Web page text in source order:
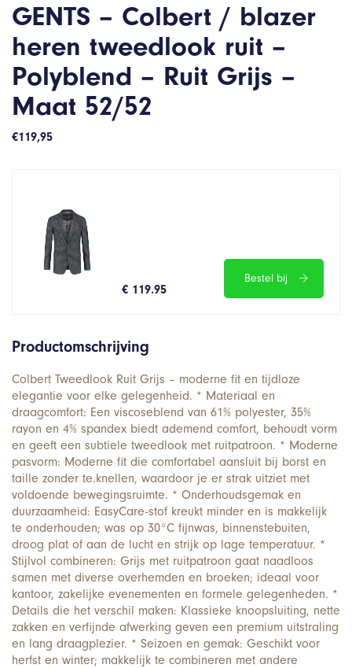
GENTS – Colbert / blazer
heren tweedlook ruit –
Polyblend – Ruit Grijs –
Maat 52/52
€119,95
€ 119.95
Bestel bij
Productomschrijving
Colbert Tweedlook Ruit Grijs – moderne fit en tijdloze
elegantie voor elke gelegenheid. * Materiaal en
draagcomfort: Een viscoseblend van 61% polyester, 35%
rayon en 4% spandex biedt ademend comfort, behoudt vorm
en geeft een subtiele tweedlook met ruitpatroon. * Moderne
pasvorm: Moderne fit die comfortabel aansluit bij borst en
taille zonder te.knellen, waardoor je er strak uitziet met
voldoende bewegingsruimte. * Onderhoudsgemak en
duurzaamheid: EasyCare-stof kreukt minder en is makkelijk
te onderhouden; was op 30°C fijnwas, binnenstebuiten,
droog plat of aan de lucht en strijk op lage temperatuur. *
Stijlvol combineren: Grijs met ruitpatroon gaat naadloos
samen met diverse overhemden en broeken; ideaal voor
kantoor, zakelijke evenementen en formele gelegenheden. *
Details die het verschil maken: Klassieke knoopsluiting, nette
zakken en verfijnde afwerking geven een premium uitstraling
en lang draagplezier. * Seizoen en gemak: Geschikt voor
herfst en winter; makkelijk te combineren met andere